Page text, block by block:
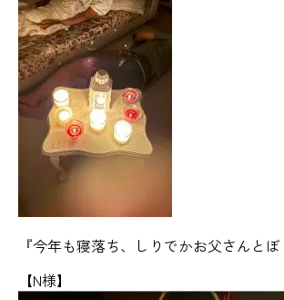
『今年も寝落ち、しりでかお父さんとぼ
【N様】